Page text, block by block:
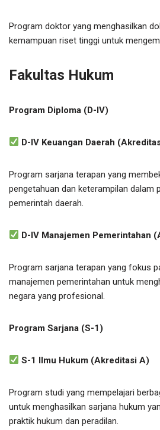
Program doktor yang menghasilkan
kemampuan riset tinggi untuk
Fakultas Hukum
Program Diploma (D-IV)
D-IV Keuangan Daerah
Program sarjana terapan yang
pengetahuan dan keterampilan dalam
pemerintah daerah.
D-IV Manajemen Pemerintahan
Program sarjana terapan yang fokus
manajemen pemerintahan untuk
negara yang profesional.
Program Sarjana (S-1)
S-1 Ilmu Hukum (Akreditasi A)
Program studi yang mempelajari
untuk menghasilkan sarjana hukum
praktik hukum dan peradilan.